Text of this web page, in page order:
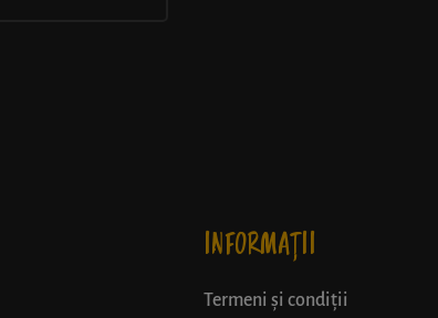
INFORMAȚII
Termeni și condiții